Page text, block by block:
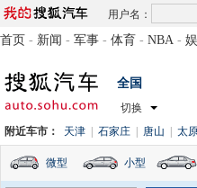
用户名：
首页 - 新闻 - 军事 - 体育 - NBA -
全国
切换
附近车市： 天津 石家庄 唐山 太
微型 小型